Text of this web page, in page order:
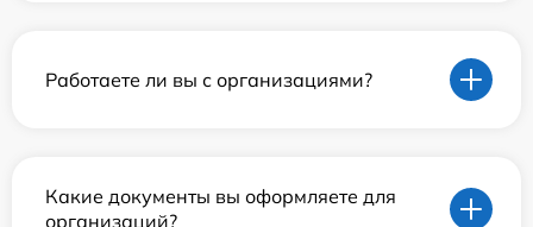
Работаете ли вы с организациями?
Какие документы вы оформляете для
организаций?